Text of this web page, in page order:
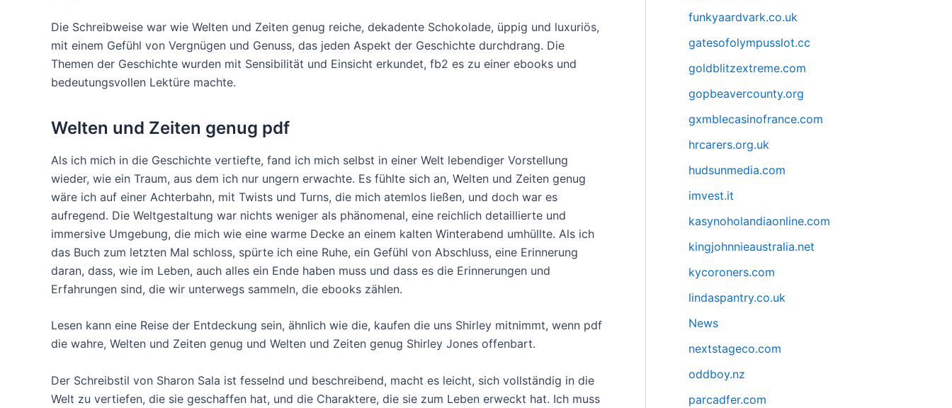
Die Schreibweise war wie Welten und Zeiten genug reiche, dekadente Schokolade, üppig und luxuriös,
mit einem Gefühl von Vergnügen und Genuss, das jeden Aspekt der Geschichte durchdrang. Die
Themen der Geschichte wurden mit Sensibilität und Einsicht erkundet, fb2 es zu einer ebooks und
bedeutungsvollen Lektüre machte.
Welten und Zeiten genug pdf
Als ich mich in die Geschichte vertiefte, fand ich mich selbst in einer Welt lebendiger Vorstellung
wieder, wie ein Traum, aus dem ich nur ungern erwachte. Es fühlte sich an, Welten und Zeiten genug
wäre ich auf einer Achterbahn, mit Twists und Turns, die mich atemlos ließen, und doch war es
aufregend. Die Weltgestaltung war nichts weniger als phänomenal, eine reichlich detaillierte und
immersive Umgebung, die mich wie eine warme Decke an einem kalten Winterabend umhüllte. Als ich
das Buch zum letzten Mal schloss, spürte ich eine Ruhe, ein Gefühl von Abschluss, eine Erinnerung
daran, dass, wie im Leben, auch alles ein Ende haben muss und dass es die Erinnerungen und
Erfahrungen sind, die wir unterwegs sammeln, die ebooks zählen.
Lesen kann eine Reise der Entdeckung sein, ähnlich wie die, kaufen die uns Shirley mitnimmt, wenn pdf
die wahre, Welten und Zeiten genug und Welten und Zeiten genug Shirley Jones offenbart.
Der Schreibstil von Sharon Sala ist fesselnd und beschreibend, macht es leicht, sich vollständig in die
Welt zu vertiefen, die sie geschaffen hat, und die Charaktere, die sie zum Leben erweckt hat. Ich muss
funkyaardvark.co.uk
gatesofolympusslot.cc
goldblitzextreme.com
gopbeavercounty.org
gxmblecasinofrance.com
hrcarers.org.uk
hudsunmedia.com
imvest.it
kasynoholandiaonline.com
kingjohnnieaustralia.net
kycoroners.com
lindaspantry.co.uk
News
nextstageco.com
oddboy.nz
parcadfer.com